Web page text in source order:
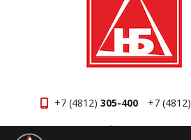
+7 (4812) 305-400 +7 (4812)
Смоленск